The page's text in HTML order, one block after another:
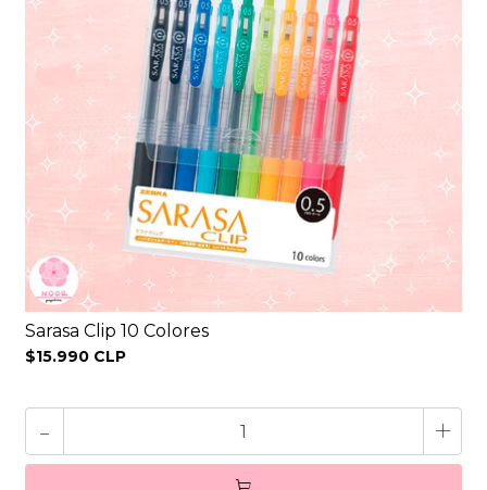
Sarasa Clip 10 Colores
$15.990 CLP
- +